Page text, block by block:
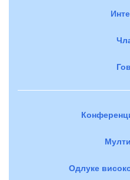
Одлуке